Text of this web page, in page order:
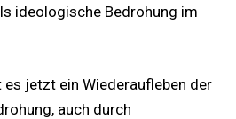
ideologische Bedrohung im
es jetzt ein Wiederaufleben der
auch durch